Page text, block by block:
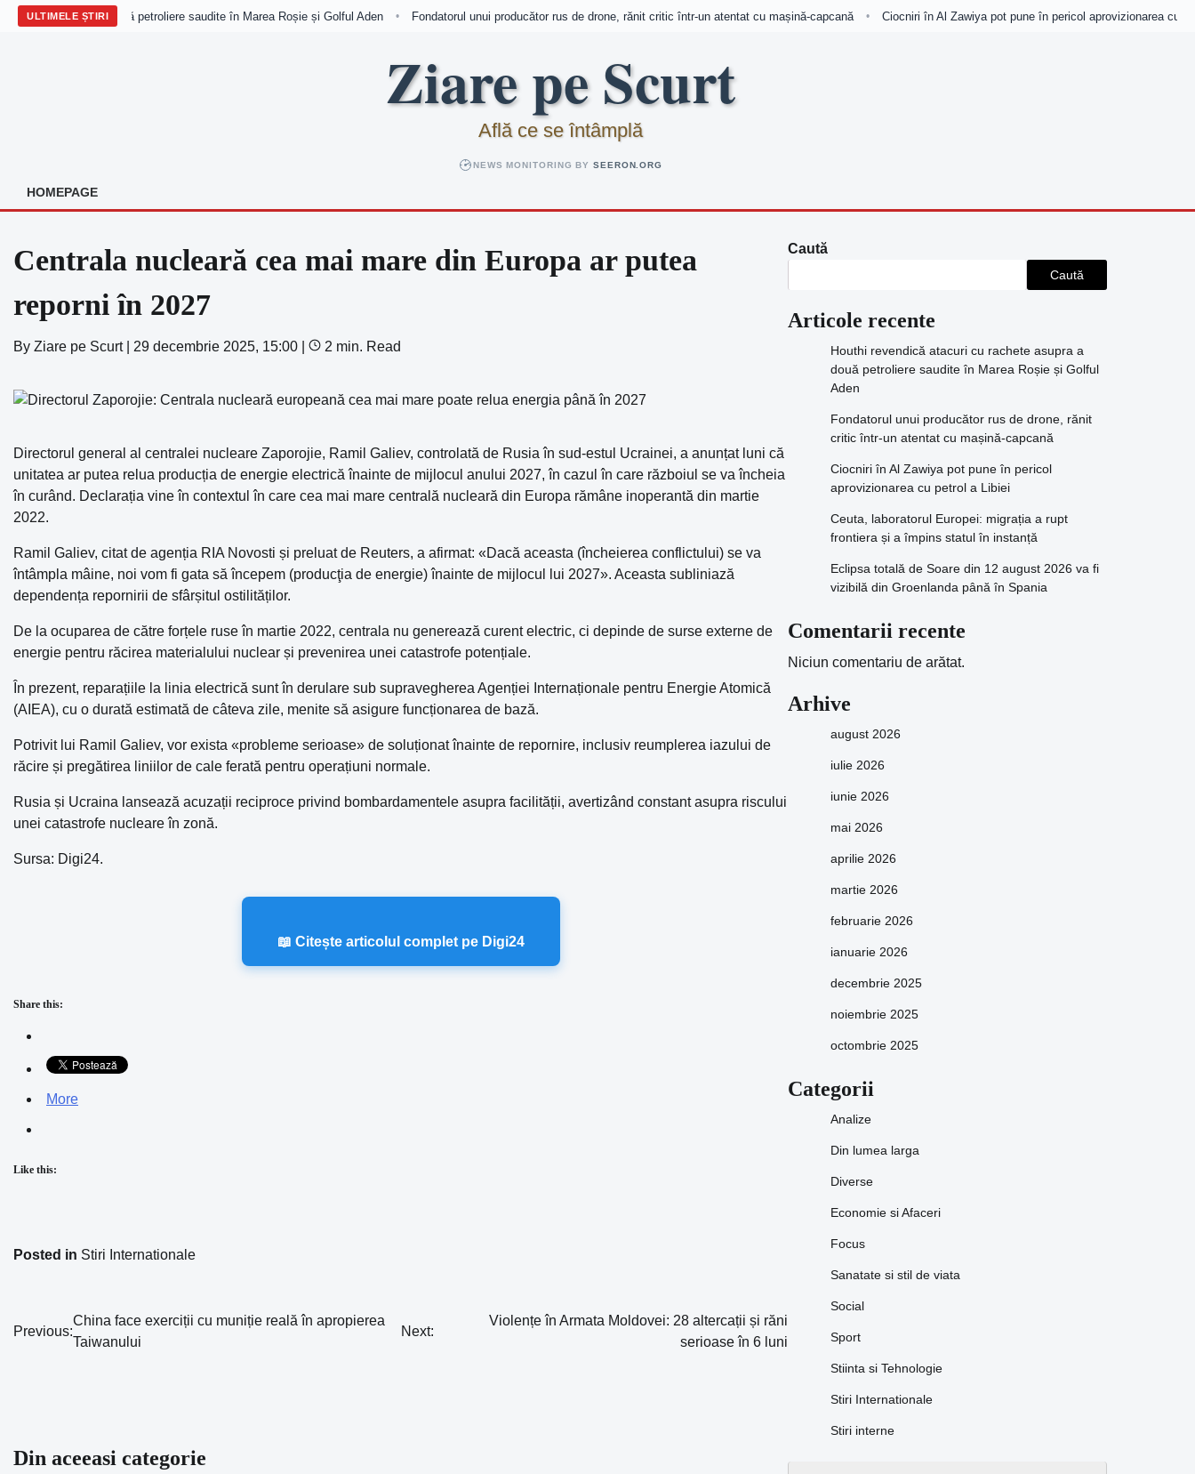
ULTIMELE ȘTIRI
rachete asupra a două petroliere saudite în Marea Roșie și Golful Aden Fondatorul unui producător rus de drone, rănit critic într-un atentat cu mașină-capcană Ciocniri în Al Zawiya pot pune în pericol aprovizionarea cu
Ziare pe Scurt
Află ce se întâmplă
NEWS MONITORING BYSEERON.ORG
HOMEPAGE
Centrala nucleară cea mai mare din Europa ar putea
reporni în 2027
By Ziare pe Scurt 29 decembrie 2025, 15:00 2 min. Read
Directorul general al centralei nucleare Zaporojie, Ramil Galiev, controlată de Rusia în sud-estul Ucrainei, a anunțat luni că
unitatea ar putea relua producția de energie electrică înainte de mijlocul anului 2027, în cazul în care războiul se va încheia
în curând. Declarația vine în contextul în care cea mai mare centrală nucleară din Europa rămâne inoperantă din martie
2022.
Ramil Galiev, citat de agenția RIA Novosti și preluat de Reuters, a afirmat: «Dacă aceasta (încheierea conflictului) se va
întâmpla mâine, noi vom fi gata să începem (producţia de energie) înainte de mijlocul lui 2027». Aceasta subliniază
dependența repornirii de sfârșitul ostilităților.
De la ocuparea de către forțele ruse în martie 2022, centrala nu generează curent electric, ci depinde de surse externe de
energie pentru răcirea materialului nuclear și prevenirea unei catastrofe potențiale.
În prezent, reparațiile la linia electrică sunt în derulare sub supravegherea Agenției Internaționale pentru Energie Atomică
(AIEA), cu o durată estimată de câteva zile, menite să asigure funcționarea de bază.
Potrivit lui Ramil Galiev, vor exista «probleme serioase» de soluționat înainte de repornire, inclusiv reumplerea iazului de
răcire și pregătirea liniilor de cale ferată pentru operațiuni normale.
Rusia și Ucraina lansează acuzații reciproce privind bombardamentele asupra facilității, avertizând constant asupra riscului
unei catastrofe nucleare în zonă.
Sursa: Digi24.
📖 Citește articolul complet pe Digi24
Share this:
More
Like this:
Posted in Stiri Internationale
Navigare
Previous:
China face exerciții cu muniție reală în apropierea
Taiwanului
Next:
Violențe în Armata Moldovei: 28 altercații și răni
serioase în 6 luni
Din aceeasi categorie
Caută
Caută
Articole recente
Houthi revendică atacuri cu rachete asupra a
două petroliere saudite în Marea Roșie și Golful
Aden
Fondatorul unui producător rus de drone, rănit
critic într-un atentat cu mașină-capcană
Ciocniri în Al Zawiya pot pune în pericol
aprovizionarea cu petrol a Libiei
Ceuta, laboratorul Europei: migrația a rupt
frontiera și a împins statul în instanță
Eclipsa totală de Soare din 12 august 2026 va fi
vizibilă din Groenlanda până în Spania
Comentarii recente
Niciun comentariu de arătat.
Arhive
august 2026
iulie 2026
iunie 2026
mai 2026
aprilie 2026
martie 2026
februarie 2026
ianuarie 2026
decembrie 2025
noiembrie 2025
octombrie 2025
Categorii
Analize
Din lumea larga
Diverse
Economie si Afaceri
Focus
Sanatate si stil de viata
Social
Sport
Stiinta si Tehnologie
Stiri Internationale
Stiri interne